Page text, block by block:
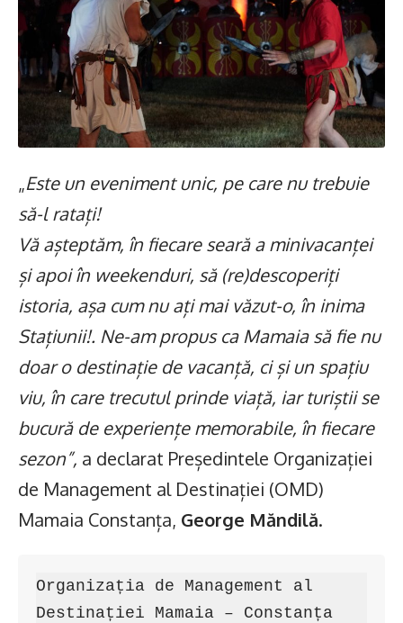
„Este un eveniment unic, pe care nu trebuie
să-l ratați!
Vă așteptăm, în fiecare seară a minivacanței
și apoi în weekenduri, să (re)descoperiți
istoria, așa cum nu ați mai văzut-o, în inima
Stațiunii!. Ne-am propus ca Mamaia să fie nu
doar o destinație de vacanță, ci și un spațiu
viu, în care trecutul prinde viață, iar turiștii se
bucură de experiențe memorabile, în fiecare
sezon”, a declarat Președintele Organizației
de Management al Destinației (OMD)
Mamaia Constanța, George Măndilă.
Organizația de Management al
Destinației Mamaia – Constanța